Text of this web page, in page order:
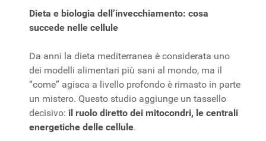
Dieta e biologia dell’invecchiamento: cosa
succede nelle cellule
Da anni la dieta mediterranea è considerata uno
dei modelli alimentari più sani al mondo, ma il
“come” agisca a livello profondo è rimasto in parte
un mistero. Questo studio aggiunge un tassello
decisivo: il ruolo diretto dei mitocondri, le centrali
energetiche delle cellule.